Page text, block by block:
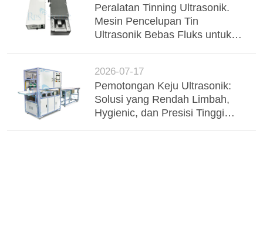
Peralatan Tinning Ultrasonik.
Mesin Pencelupan Tin
Ultrasonik Bebas Fluks untuk
Elektronik
2026-07-17
Pemotongan Keju Ultrasonik:
Solusi yang Rendah Limbah,
Hygienic, dan Presisi Tinggi